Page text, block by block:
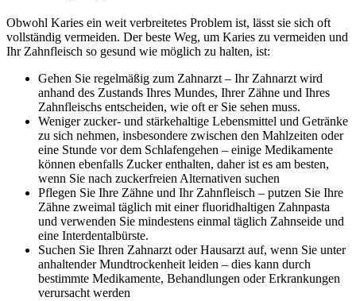
Obwohl Karies ein weit verbreitetes Problem ist, lässt sie sich oft
vollständig vermeiden. Der beste Weg, um Karies zu vermeiden und
Ihr Zahnfleisch so gesund wie möglich zu halten, ist:
Gehen Sie regelmäßig zum Zahnarzt – Ihr Zahnarzt wird
anhand des Zustands Ihres Mundes, Ihrer Zähne und Ihres
Zahnfleischs entscheiden, wie oft er Sie sehen muss.
Weniger zucker- und stärkehaltige Lebensmittel und Getränke
zu sich nehmen, insbesondere zwischen den Mahlzeiten oder
eine Stunde vor dem Schlafengehen – einige Medikamente
können ebenfalls Zucker enthalten, daher ist es am besten,
wenn Sie nach zuckerfreien Alternativen suchen
Pflegen Sie Ihre Zähne und Ihr Zahnfleisch – putzen Sie Ihre
Zähne zweimal täglich mit einer fluoridhaltigen Zahnpasta
und verwenden Sie mindestens einmal täglich Zahnseide und
eine Interdentalbürste.
Suchen Sie Ihren Zahnarzt oder Hausarzt auf, wenn Sie unter
anhaltender Mundtrockenheit leiden – dies kann durch
bestimmte Medikamente, Behandlungen oder Erkrankungen
verursacht werden